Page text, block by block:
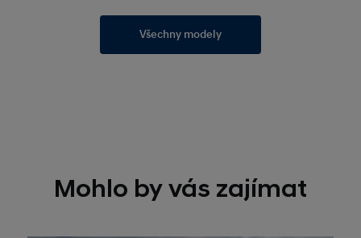
Všechny modely
Mohlo by vás zajímat